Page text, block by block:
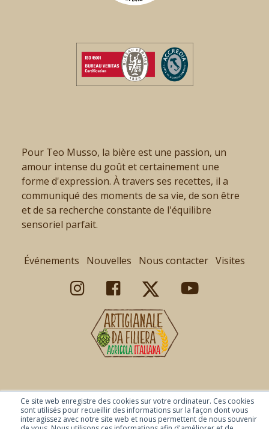
Ce site web enregistre des cookies sur votre ordinateur. Ces cookies
sont utilisés pour recueillir des informations sur la façon dont vous
interagissez avec notre site web et nous permettent de nous souvenir
Pour Teo Musso, la bière est une passion, un
amour intense du goût et certainement une
forme d'expression. À travers ses recettes, il a
communiqué des moments de sa vie, de son être
et de sa recherche constante de l'équilibre
sensoriel parfait.
Événements Nouvelles Nous contacter Visites
© Copyright 2026 Baladin -Politique de confidentialité-
- Disclaimer - Selezione Baladin SRL Numéro